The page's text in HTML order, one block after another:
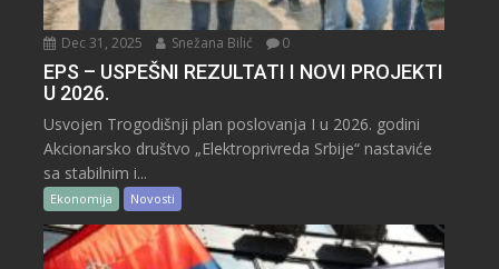
Dec 31, 2025 Snežana Bilić 0
EPS – USPEŠNI REZULTATI I NOVI PROJEKTI
U 2026.
Usvojen Trogodišnji plan poslovanja I u 2026. godini
Akcionarsko društvo „Elektroprivreda Srbije“ nastaviće
sa stabilnim i...
Ekonomija Novosti